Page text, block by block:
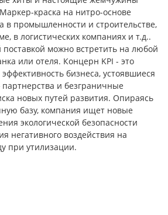
краска на нитро-основе
в промышленности и строительстве,
в логистических компаниях и т.д..
поставкой можно встретить на любой
или отеля. Концерн KPI - это
бизнеса, устоявшиеся
и безграничные
новых путей развития. Опираясь
базу, компания ищет новые
экологической безопасности
негативного воздействия на
при утилизации.